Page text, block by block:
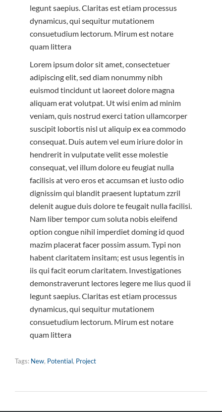
legunt saepius. Claritas est etiam processus
dynamicus, qui sequitur mutationem
consuetudium lectorum. Mirum est notare
quam littera
Lorem ipsum dolor sit amet, consectetuer
adipiscing elit, sed diam nonummy nibh
euismod tincidunt ut laoreet dolore magna
aliquam erat volutpat. Ut wisi enim ad minim
veniam, quis nostrud exerci tation ullamcorper
suscipit lobortis nisl ut aliquip ex ea commodo
consequat. Duis autem vel eum iriure dolor in
hendrerit in vulputate velit esse molestie
consequat, vel illum dolore eu feugiat nulla
facilisis at vero eros et accumsan et iusto odio
dignissim qui blandit praesent luptatum zzril
delenit augue duis dolore te feugait nulla facilisi.
Nam liber tempor cum soluta nobis eleifend
option congue nihil imperdiet doming id quod
mazim placerat facer possim assum. Typi non
habent claritatem insitam; est usus legentis in
iis qui facit eorum claritatem. Investigationes
demonstraverunt lectores legere me lius quod ii
legunt saepius. Claritas est etiam processus
dynamicus, qui sequitur mutationem
consuetudium lectorum. Mirum est notare
quam littera
Tags: New, Potential, Project